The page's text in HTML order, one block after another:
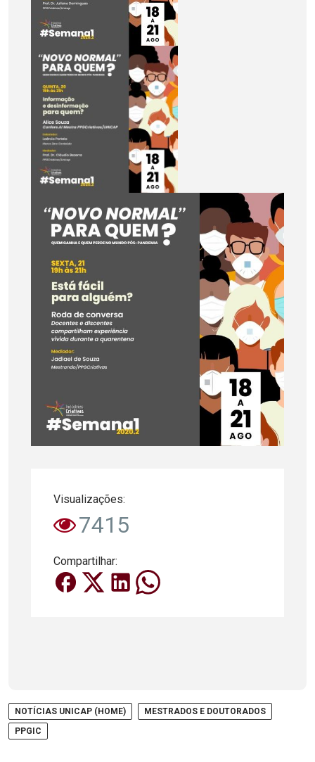
Visualizações:
7415
Compartilhar:
NOTÍCIAS UNICAP (HOME)
MESTRADOS E DOUTORADOS
PPGIC